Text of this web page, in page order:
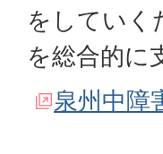
をしていく
を総合的に
泉州中障